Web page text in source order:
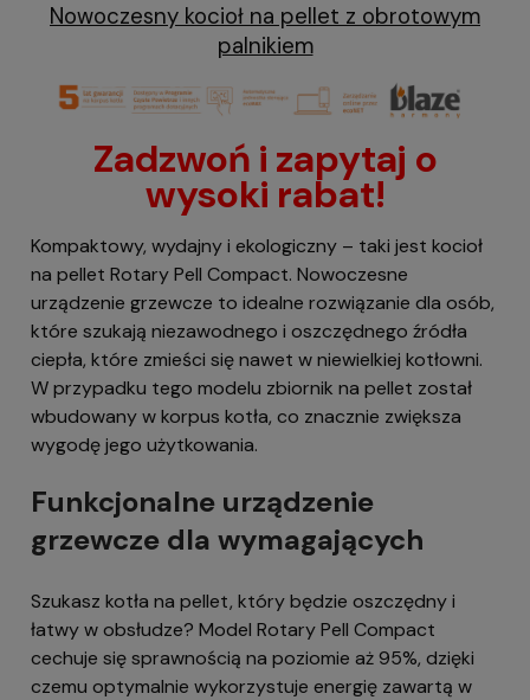
Nowoczesny kocioł na pellet z obrotowym
palnikiem
Zadzwoń i zapytaj o
wysoki rabat!
Kompaktowy, wydajny i ekologiczny – taki jest kocioł
na pellet Rotary Pell Compact. Nowoczesne
urządzenie grzewcze to idealne rozwiązanie dla osób,
które szukają niezawodnego i oszczędnego źródła
ciepła, które zmieści się nawet w niewielkiej kotłowni.
W przypadku tego modelu zbiornik na pellet został
wbudowany w korpus kotła, co znacznie zwiększa
wygodę jego użytkowania.
Funkcjonalne urządzenie
grzewcze dla wymagających
Szukasz kotła na pellet, który będzie oszczędny i
łatwy w obsłudze? Model Rotary Pell Compact
cechuje się sprawnością na poziomie aż 95%, dzięki
czemu optymalnie wykorzystuje energię zawartą w